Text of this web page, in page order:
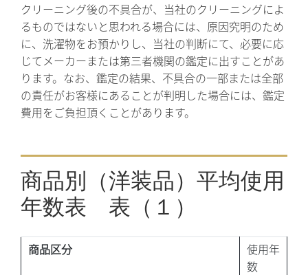
クリーニング後の不具合が、当社のクリーニングによ
るものではないと思われる場合には、原因究明のため
に、洗濯物をお預かりし、当社の判断にて、必要に応
じてメーカーまたは第三者機関の鑑定に出すことがあ
ります。なお、鑑定の結果、不具合の一部または全部
の責任がお客様にあることが判明した場合には、鑑定
費用をご負担頂くことがあります。
商品別（洋装品）平均使用
年数表 表（１）
商品区分
使用年
数